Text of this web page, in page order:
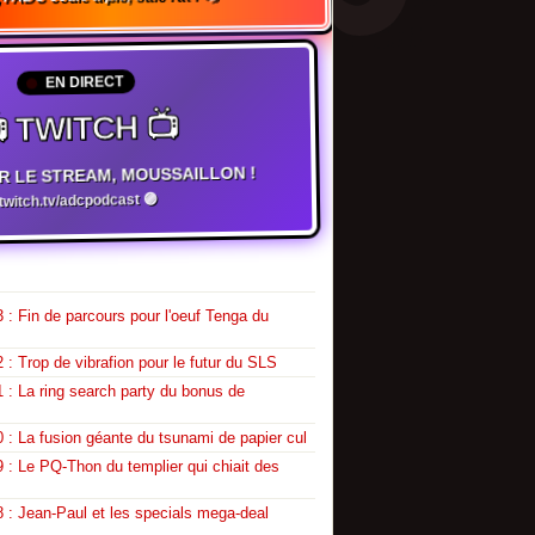
EN DIRECT
TWITCH 📺
LE STREAM, MOUSSAILLON !
adcpodcast 🟣
: Fin de parcours pour l'oeuf Tenga du
: Trop de vibrafion pour le futur du SLS
: La ring search party du bonus de
: La fusion géante du tsunami de papier cul
: Le PQ-Thon du templier qui chiait des
: Jean-Paul et les specials mega-deal